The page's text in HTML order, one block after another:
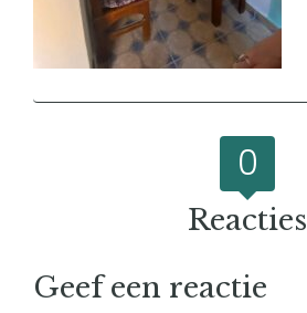
0
Reacties
Geef een reactie